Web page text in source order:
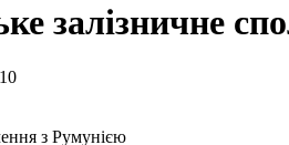
залізничне